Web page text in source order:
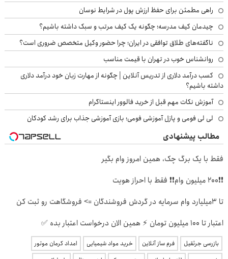
راهی مطمئن برای حفظ ارزش پول در شرایط نوسان
چیدمان کیف مدرسه؛ چگونه یک کیف مرتب و سبک داشته باشیم؟
ناگفته‌های طلاق توافقی در ایران؛ چرا حضور وکیل متخصص ضروری است؟
روانشناس خوب در تهران با قیمت مناسب
کسب درآمد دلاری از تدریس آنلاین | چگونه از مهارت زبان خود درآمد دلاری
داشته باشیم؟
آموزش نکات مهم قبل از خرید فالوور اینستاگرام
لی لی فومی و پازل آموزشی فومی؛ بازی آموزشی جذاب برای رشد کودکان
مطالب پیشنهادی
فقط با یک برگ چک، همین امروز وام بگیر
❗❗200 میلیون وام❗❗ فقط با احراز هویت
تا 3میلیارد وام سرمایه در گردش فروشندگان => فروشگاهت رو ثبت کن
اعتبار تا ۱۰۰ میلیون تومان ⚡ همین الان درخواست اعتبار بده ✅
بازرسی جرثقیل فرم ساز آنلاین خرید مواد شیمیایی
امداد کرمان موتور